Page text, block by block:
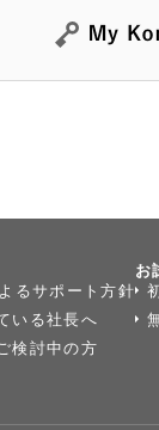
るサポート方針
いる社長へ
検討中の方
お